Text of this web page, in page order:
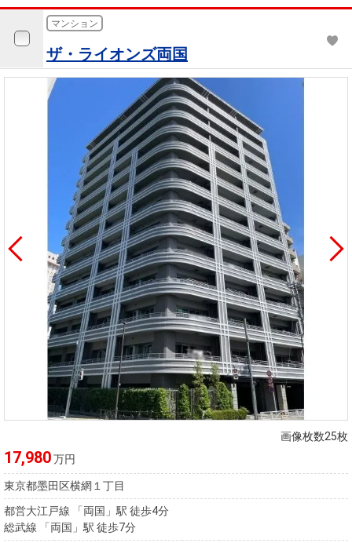
マンション
ザ・ライオンズ両国
画像枚数25枚
17,980万円
東京都墨田区横網１丁目
都営大江戸線 「両国」駅 徒歩4分
総武線 「両国」駅 徒歩7分